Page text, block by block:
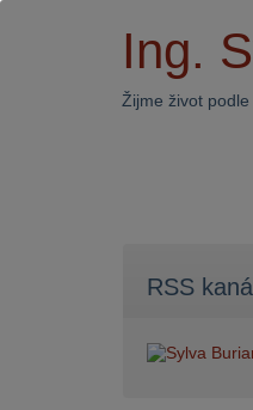
Ing.
Žijme život
RSS kanál